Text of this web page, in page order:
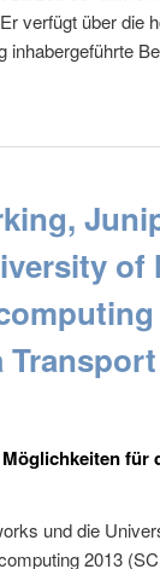
verfügt über die
of
Transport
für
und die
2013